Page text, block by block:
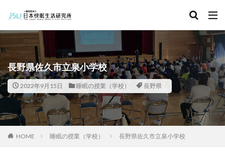
長野県佐久市立泉小学校
2022年9月15日 睡眠の授業（学校） 長野県
HOME 睡眠の授業（学校） 長野県佐久市立泉小学校
カテゴリー
タグ
北海道 青森県 秋田県 茨城県
埼玉県
千葉県
東京都 富山県 石川県
福井県
長野県
滋賀県 京都府 島根県
山口県